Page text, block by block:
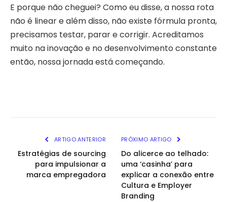
E porque não cheguei? Como eu disse, a nossa rota
não é linear e além disso, não existe fórmula pronta,
precisamos testar, parar e corrigir. Acreditamos
muito na inovação e no desenvolvimento constante
então, nossa jornada está começando.
ARTIGO ANTERIOR
Estratégias de sourcing
para impulsionar a
marca empregadora
PRÓXIMO ARTIGO
Do alicerce ao telhado:
uma ‘casinha’ para
explicar a conexão entre
Cultura e Employer
Branding